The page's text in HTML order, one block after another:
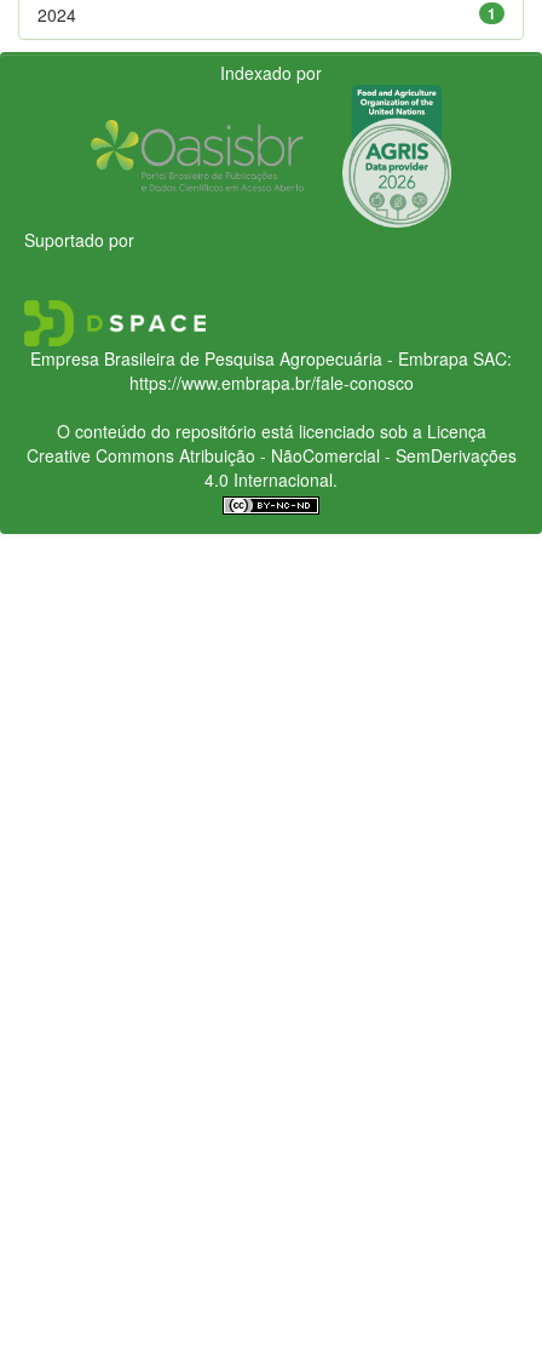
1
2024
Indexado por
Suportado por
Empresa Brasileira de Pesquisa Agropecuária - Embrapa SAC:
https://www.embrapa.br/fale-conosco
O conteúdo do repositório está licenciado sob a Licença
Creative CommonsAtribuição - NãoComercial - SemDerivações
4.0 Internacional.